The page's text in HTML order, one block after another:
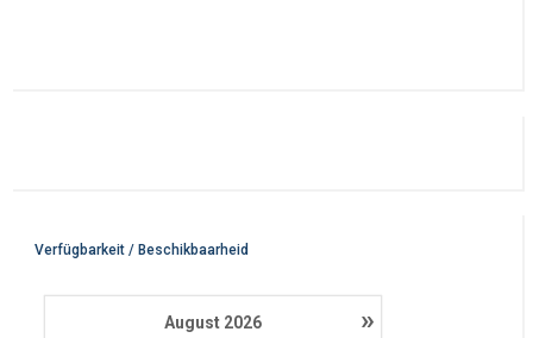
Verfügbarkeit / Beschikbaarheid
»
August 2026